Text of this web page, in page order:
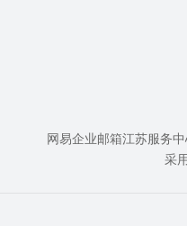
网易企业邮箱江苏服务
采